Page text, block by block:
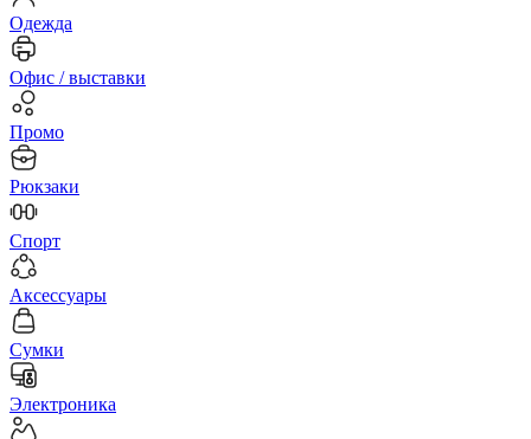
Одежда
Офис / выставки
Промо
Рюкзаки
Спорт
Аксессуары
Сумки
Электроника